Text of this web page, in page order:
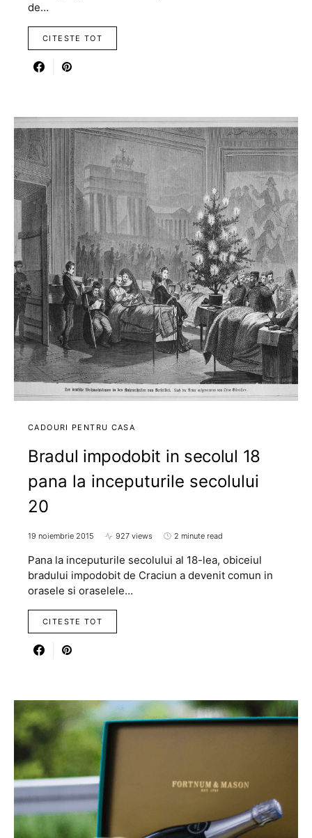
de…
CITESTE TOT
CADOURI PENTRU CASA
Bradul impodobit in secolul 18
pana la inceputurile secolului
20
19 noiembrie 2015 927 views 2 minute read
Pana la inceputurile secolului al 18-lea, obiceiul
bradului impodobit de Craciun a devenit comun in
orasele si oraselele…
CITESTE TOT